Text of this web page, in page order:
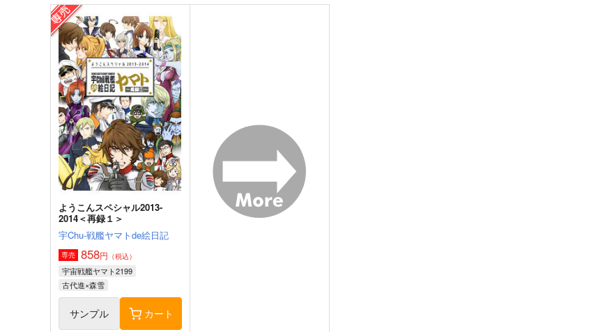
ようこんスペシャル2013-
2014＜再録１＞
宇Chu-戦艦ヤマトde絵日記
専売 858円 （税込）
宇宙戦艦ヤマト2199
古代進×森雪
サンプル カート